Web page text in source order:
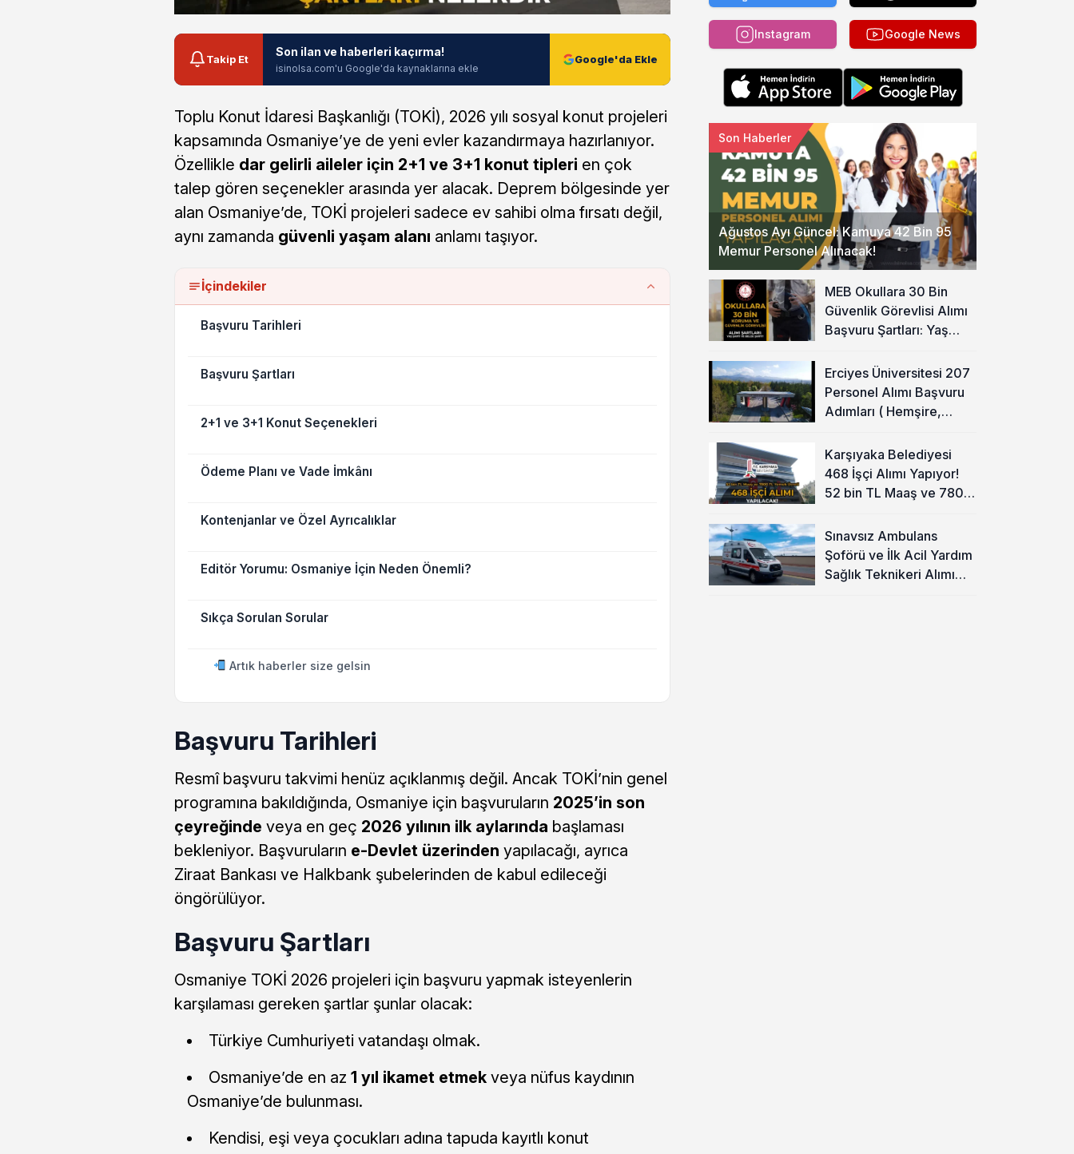
Takip Et
Son ilan ve haberleri kaçırma!
isinolsa.com'u Google'da kaynaklarına ekle
Google'da Ekle
Toplu Konut İdaresi Başkanlığı (TOKİ), 2026 yılı sosyal konut projeleri
kapsamında Osmaniye’ye de yeni evler kazandırmaya hazırlanıyor.
Özellikle dar gelirli aileler için 2+1 ve 3+1 konut tipleri en çok
talep gören seçenekler arasında yer alacak. Deprem bölgesinde yer
alan Osmaniye’de, TOKİ projeleri sadece ev sahibi olma fırsatı değil,
aynı zamanda güvenli yaşam alanı anlamı taşıyor.
İçindekiler
Başvuru Tarihleri
Başvuru Şartları
2+1 ve 3+1 Konut Seçenekleri
Ödeme Planı ve Vade İmkânı
Kontenjanlar ve Özel Ayrıcalıklar
Editör Yorumu: Osmaniye İçin Neden Önemli?
Sıkça Sorulan Sorular
Artık haberler size gelsin
Başvuru Tarihleri
Resmî başvuru takvimi henüz açıklanmış değil. Ancak TOKİ’nin genel
programına bakıldığında, Osmaniye için başvuruların 2025’in son
çeyreğinde veya en geç 2026 yılının ilk aylarında başlaması
bekleniyor. Başvuruların e-Devlet üzerinden yapılacağı, ayrıca
Ziraat Bankası ve Halkbank şubelerinden de kabul edileceği
öngörülüyor.
Başvuru Şartları
Osmaniye TOKİ 2026 projeleri için başvuru yapmak isteyenlerin
karşılaması gereken şartlar şunlar olacak:
Türkiye Cumhuriyeti vatandaşı olmak.
Osmaniye’de en az 1 yıl ikamet etmekveya nüfus kaydının
Osmaniye’de bulunması.
Kendisi, eşi veya çocukları adına tapuda kayıtlı konut
Instagram Google News
Ağustos Ayı Güncel: Kamuya 42 Bin 95
Memur Personel Alınacak!
Son Haberler
MEB Okullara 30 Bin
Güvenlik Görevlisi Alımı
Başvuru Şartları: Yaş
Olacak Mı?
Erciyes Üniversitesi 207
Personel Alımı Başvuru
Adımları ( Hemşire,
Karşıyaka Belediyesi
468 İşçi Alımı Yapıyor!
52 bin TL Maaş ve 7800
Sınavsız Ambulans
Şoförü ve İlk Acil Yardım
Sağlık Teknikeri Alımı